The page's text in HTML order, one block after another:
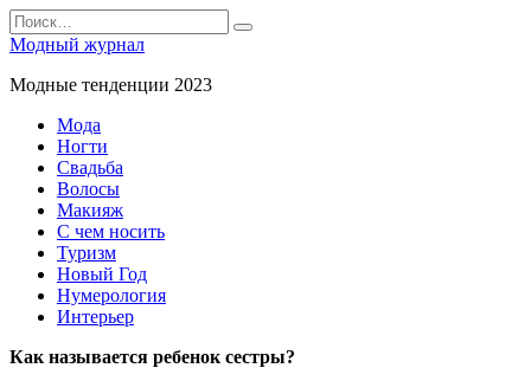
Перейти
к
содержанию
Search
for:
Модный журнал
Модные тенденции 2023
Мода
Ногти
Свадьба
Волосы
Макияж
С чем носить
Туризм
Новый Год
Нумерология
Интерьер
Как называется ребенок сестры?